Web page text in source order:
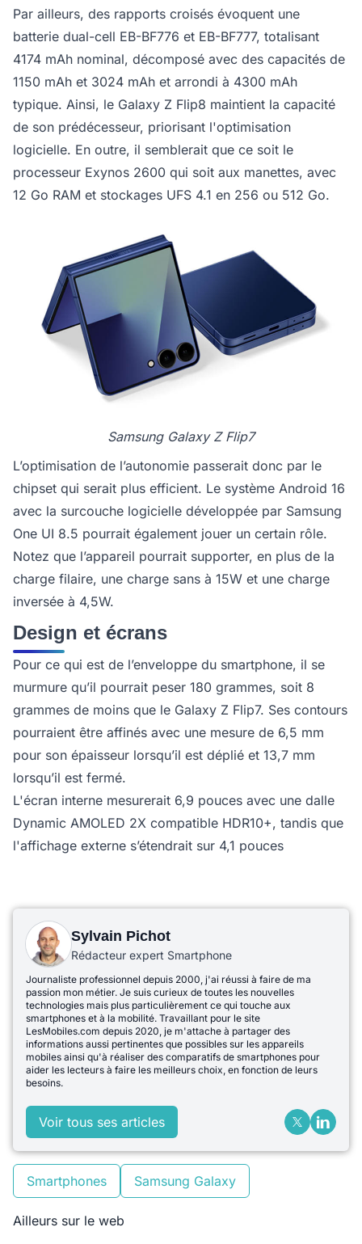
Par ailleurs, des rapports croisés évoquent une
batterie dual-cell EB-BF776 et EB-BF777, totalisant
4174 mAh nominal, décomposé avec des capacités de
1150 mAh et 3024 mAh et arrondi à 4300 mAh
typique. Ainsi, le Galaxy Z Flip8 maintient la capacité
de son prédécesseur, priorisant l'optimisation
logicielle. En outre, il semblerait que ce soit le
processeur Exynos 2600 qui soit aux manettes, avec
12 Go RAM et stockages UFS 4.1 en 256 ou 512 Go.
Samsung Galaxy Z Flip7
L’optimisation de l’autonomie passerait donc par le
chipset qui serait plus efficient. Le système Android 16
avec la surcouche logicielle développée par Samsung
One UI 8.5 pourrait également jouer un certain rôle.
Notez que l’appareil pourrait supporter, en plus de la
charge filaire, une charge sans à 15W et une charge
inversée à 4,5W.
Design et écrans
Pour ce qui est de l’enveloppe du smartphone, il se
murmure qu’il pourrait peser 180 grammes, soit 8
grammes de moins que le Galaxy Z Flip7. Ses contours
pourraient être affinés avec une mesure de 6,5 mm
pour son épaisseur lorsqu’il est déplié et 13,7 mm
lorsqu’il est fermé.
L'écran interne mesurerait 6,9 pouces avec une dalle
Dynamic AMOLED 2X compatible HDR10+, tandis que
l'affichage externe s’étendrait sur 4,1 pouces
Sylvain Pichot
Rédacteur expert Smartphone
Journaliste professionnel depuis 2000, j'ai réussi à faire de ma
passion mon métier. Je suis curieux de toutes les nouvelles
technologies mais plus particulièrement ce qui touche aux
smartphones et à la mobilité. Travaillant pour le site
LesMobiles.com depuis 2020, je m'attache à partager des
informations aussi pertinentes que possibles sur les appareils
mobiles ainsi qu'à réaliser des comparatifs de smartphones pour
aider les lecteurs à faire les meilleurs choix, en fonction de leurs
besoins.
Voir tous ses articles
Smartphones Samsung Galaxy
Ailleurs sur le web